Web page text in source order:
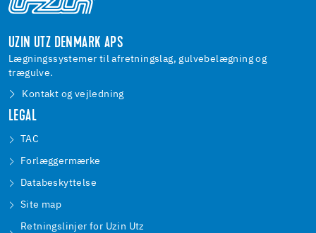
UZIN UTZ DENMARK APS
Lægningssystemer til afretningslag, gulvebelægning og
trægulve.
Kontakt og vejledning
LEGAL
TAC
Forlæggermærke
Databeskyttelse
Site map
Retningslinjer for Uzin Utz